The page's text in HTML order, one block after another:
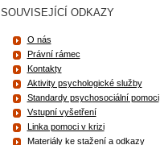
SOUVISEJÍCÍ ODKAZY
O nás
Právní rámec
Kontakty
Aktivity psychologické služby
Standardy psychosociální pomoci
Vstupní vyšetření
Linka pomoci v krizi
Materiály ke stažení a odkazy